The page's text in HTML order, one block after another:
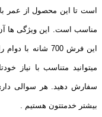
است تا این محصول از عمر
مناسب است. این ویژگی ها
میتوانید متناسب با نیاز
سفارش دهید. هر سوالی
بیشتر خدمتتون هستیم .